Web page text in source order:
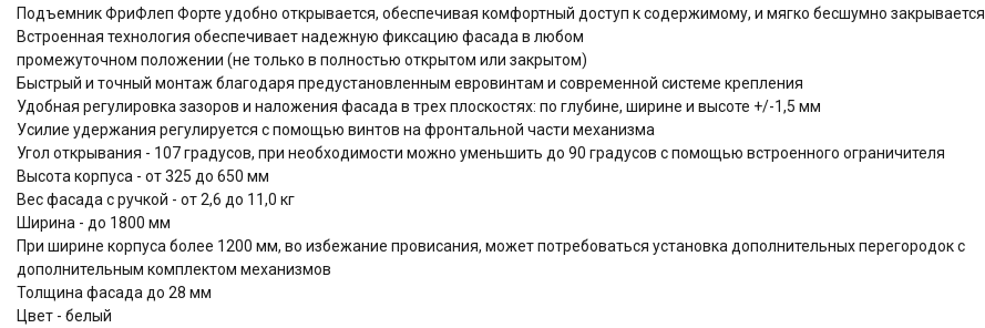
Подъемник ФриФлеп Форте удобно открывается, обеспечивая комфортный доступ к содержимому, и мягко бесшумно закрывается
Встроенная технология обеспечивает надежную фиксацию фасада в любом
промежуточном положении (не только в полностью открытом или закрытом)
Быстрый и точный монтаж благодаря предустановленным евровинтам и современной системе крепления
Удобная регулировка зазоров и наложения фасада в трех плоскостях: по глубине, ширине и высоте +/-1,5 мм
Усилие удержания регулируется с помощью винтов на фронтальной части механизма
Угол открывания - 107 градусов, при необходимости можно уменьшить до 90 градусов с помощью встроенного ограничителя
Высота корпуса - от 325 до 650 мм
Вес фасада с ручкой - от 2,6 до 11,0 кг
Ширина - до 1800 мм
При ширине корпуса более 1200 мм, во избежание провисания, может потребоваться установка дополнительных перегородок с
дополнительным комплектом механизмов
Толщина фасада до 28 мм
Цвет - белый